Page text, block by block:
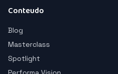
Conteudo
Blog
Masterclass
Spotlight